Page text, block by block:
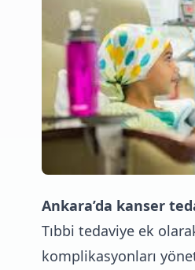
Ankara’da kanser
Tıbbi tedaviye ek
komplikasyonları